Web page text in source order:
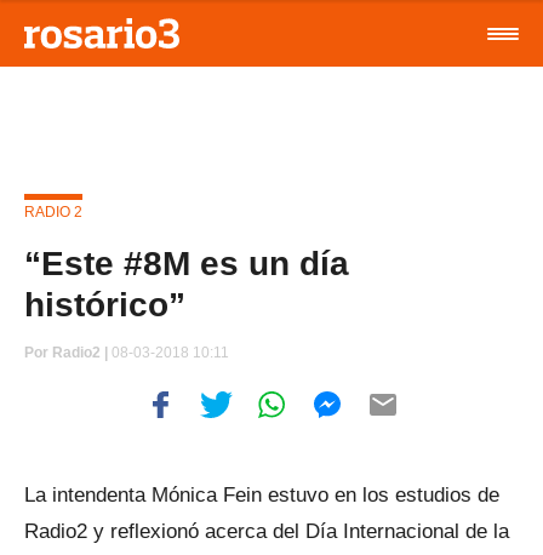
RADIO 2
“Este #8M es un día
histórico”
Por Radio2 | 08-03-2018 10:11
La intendenta Mónica Fein estuvo en los estudios de
Radio2 y reflexionó acerca del Día Internacional de la